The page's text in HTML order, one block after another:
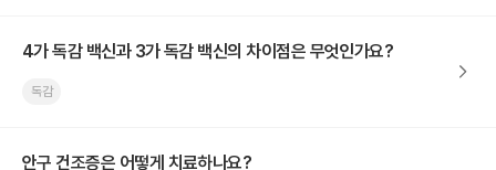
4가 독감 백신과 3가 독감 백신의 차이점은 무엇인가요?
독감
안구 건조증은 어떻게 치료하나요?